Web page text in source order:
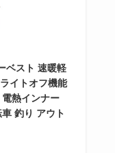
ベスト 速暖軽
イトオフ機能
熱インナー
釣り アウト